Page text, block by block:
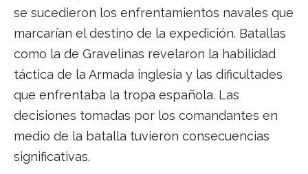
se sucedieron los enfrentamientos navales que
marcarían el destino de la expedición. Batallas
como la de Gravelinas revelaron la habilidad
táctica de la Armada inglesia y las dificultades
que enfrentaba la tropa española. Las
decisiones tomadas por los comandantes en
medio de la batalla tuvieron consecuencias
significativas.